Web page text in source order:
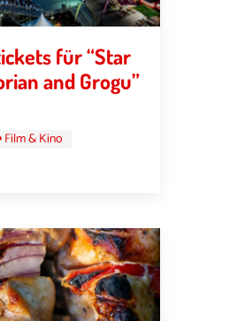
für “Star
and Grogu”
Film & Kino